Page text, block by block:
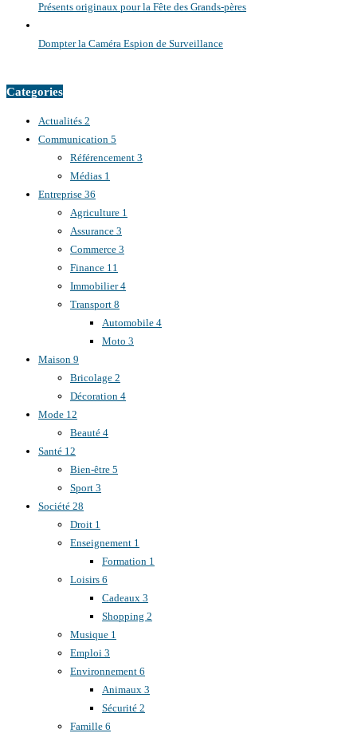
Présents originaux pour la Fête des Grands-pères
Dompter la Caméra Espion de Surveillance
Categories
Actualités 2
Communication 5
Référencement 3
Médias 1
Entreprise 36
Agriculture 1
Assurance 3
Commerce 3
Finance 11
Immobilier4
Transport 8
Automobile 4
Moto 3
Maison 9
Bricolage 2
Décoration 4
Mode 12
Beauté 4
Santé 12
Bien-être 5
Sport 3
Société 28
Droit 1
Enseignement 1
Formation 1
Loisirs 6
Cadeaux 3
Shopping 2
Musique 1
Emploi 3
Environnement 6
Animaux 3
Sécurité 2
Famille 6